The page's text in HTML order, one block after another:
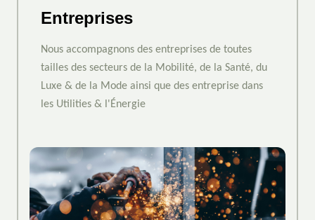
Entreprises
Nous accompagnons des entreprises de toutes
tailles des secteurs de la Mobilité, de la Santé, du
Luxe & de la Mode ainsi que des entreprise dans
les Utilities & l'Énergie